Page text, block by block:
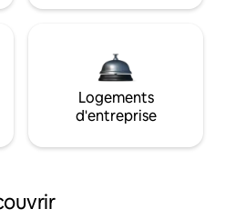
Logements
d'entreprise